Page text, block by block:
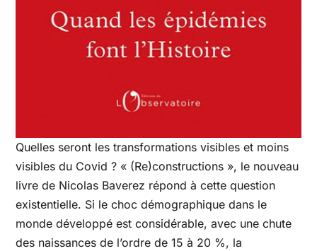
Quelles seront les transformations visibles et moins
visibles du Covid ? « (Re)constructions », le nouveau
livre de Nicolas Baverez répond à cette question
existentielle. Si le choc démographique dans le
monde développé est considérable, avec une chute
des naissances de l’ordre de 15 à 20 %, la